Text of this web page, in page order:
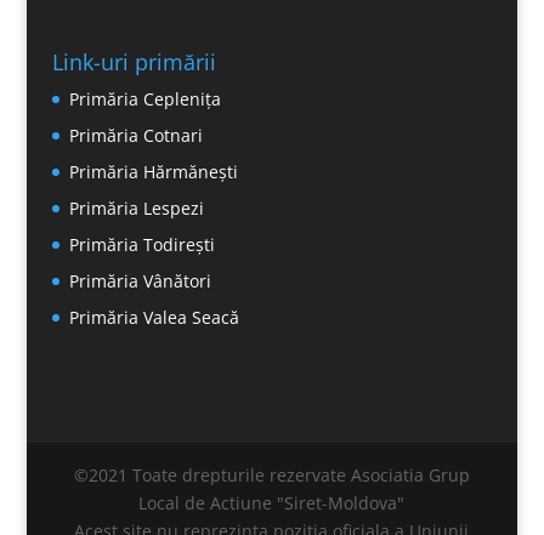
Link-uri primării
Primăria Ceplenița
Primăria Cotnari
Primăria Hărmănești
Primăria Lespezi
Primăria Todirești
Primăria Vânători
Primăria Valea Seacă
©2021 Toate drepturile rezervate Asociatia Grup
Local de Actiune "Siret-Moldova"